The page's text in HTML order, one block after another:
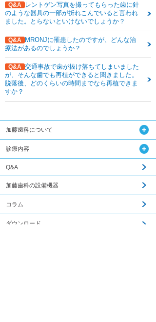
Q&A
レントゲン写真を撮ってもらった歯に針
のような器具の一部が折れこんでいると言われ
ました。とらないといけないでしょうか？
Q&A
MRONJに罹患したのですが、どんな治
療法があるのでしょうか？
Q&A
交通事故で歯が抜け落ちてしまいました
が、そんな歯でも再植ができると聞きました。
脱落後、どのくらいの時間までなら再植できま
すか？
加藤歯科について
診療内容
Q&A
加藤歯科の設備機器
コラム
ダウンロード